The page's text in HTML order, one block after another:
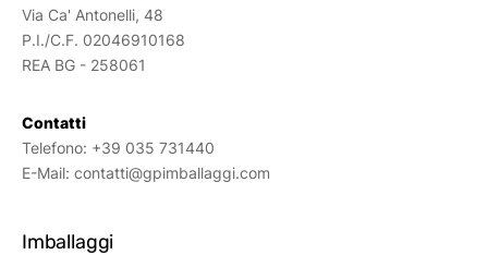
Via Ca' Antonelli, 48
P.I./C.F. 02046910168
REA BG - 258061
Contatti
Telefono: +39 035 731440
E-Mail: contatti@gpimballaggi.com
Imballaggi